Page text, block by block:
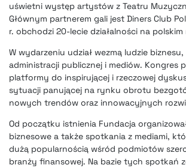
uświetni występ artystów z Teatru
Głównym partnerem gali jest Diners Club
r. obchodzi 20-lecie działalności na
W wydarzeniu udział wezmą ludzie
administracji publicznej i mediów. Kongres
platformy do inspirującej i rzeczowej
sytuacji panującej na rynku obrotu
nowych trendów oraz innowacyjnych
Od początku istnienia Fundacja
biznesowe a także spotkania z mediami,
dużą popularnością wśród podmiotów
branży finansowej. Na bazie tych spotkań